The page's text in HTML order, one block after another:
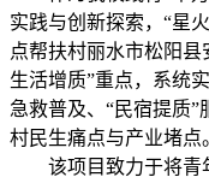
实践与创新探索，“星
点帮扶村丽水市松阳
生活增质”重点，系统
急救普及、“民宿提质
村民生痛点与产业堵点
该项目致力于将青